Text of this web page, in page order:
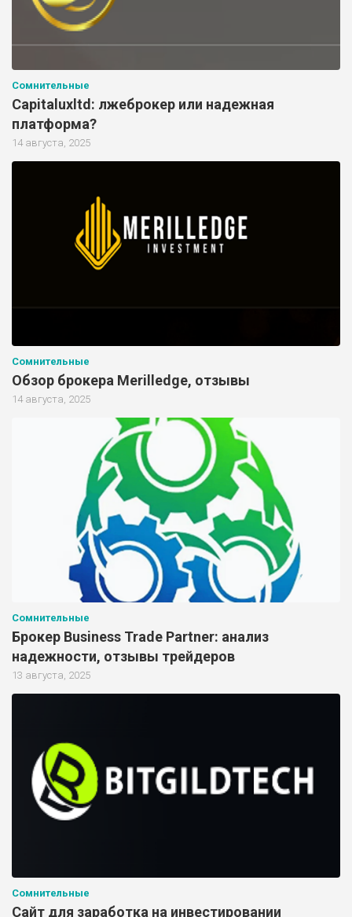
Сомнительные
Capitaluxltd: лжеброкер или надежная
платформа?
14 августа, 2025
Сомнительные
Обзор брокера Merilledge, отзывы
14 августа, 2025
Сомнительные
Брокер Business Trade Partner: анализ
надежности, отзывы трейдеров
13 августа, 2025
Сомнительные
Сайт для заработка на инвестировании